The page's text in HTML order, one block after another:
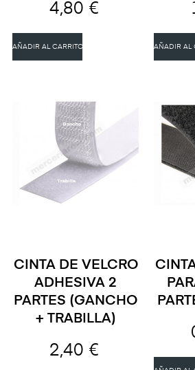
4,80 €
AÑADIR AL CARRITO AÑADIR AL
CINTA DE VELCRO
ADHESIVA 2
PARTES (GANCHO
+ TRABILLA)
2,40 €